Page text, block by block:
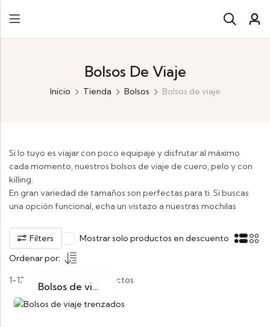
Bolsos De Viaje
Inicio Tienda Bolsos Bolsos de viaje
Si lo tuyo es viajar con poco equipaje y disfrutar al máximo
cada momento, nuestros bolsos de viaje de cuero, pelo y con
killing.
En gran variedad de tamaños son perfectas para ti. Si buscas
una opción funcional, echa un vistazo a nuestras mochilas
Filters
Mostrar solo productos en descuento
Ordenar por:
1-12 Productos de 17 Productos
Bolsos de viaje trenzados